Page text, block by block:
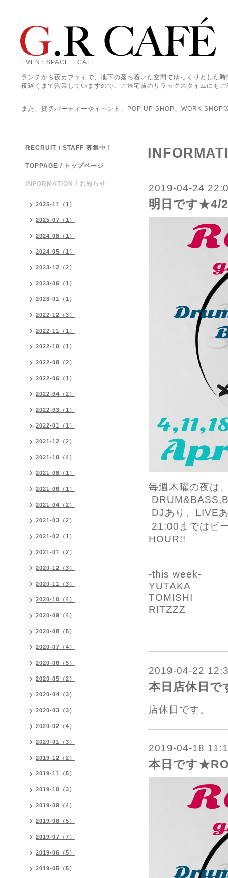
EVENT SPACE + CAFE
ランチから夜カフェまで、地下の落ち着いた空間でゆっくりとした
夜遅くまで営業していますので、ご帰宅前のリラックスタイムにも
また、貸切パーティーやイベント、POP UP SHOP、WORK SHOP
2019-04-24
明日です★4/
毎週木曜の夜は
DJあり、LIVE
21:00まではビ
HOUR!!
-this week-
YUTAKA
TOMISHI
RITZZZ
2019-04-22
本日店休日で
店休日です。
2019-04-18
本日です
RECRUIT / STAFF 募集中！
TOPPAGE / トップページ
INFORMATION / お知らせ
2025-11（1）
2025-07（1）
2024-08（1）
2024-05（1）
2023-12（2）
2023-06（1）
2023-01（1）
2022-12（3）
2022-11（1）
2022-10（1）
2022-08（2）
2022-06（1）
2022-04（2）
2022-03（1）
2022-01（1）
2021-12（2）
2021-10（4）
2021-08（1）
2021-06（1）
2021-04（2）
2021-03（2）
2021-02（1）
2021-01（2）
2020-12（3）
2020-11（3）
2020-10（4）
2020-09（4）
2020-08（5）
2020-07（4）
2020-06（5）
2020-05（2）
2020-04（3）
2020-03（3）
2020-02（4）
2020-01（3）
2019-12（2）
2019-11（5）
2019-10（3）
2019-09（4）
2019-08（5）
2019-07（7）
2019-06（5）
2019-05（5）